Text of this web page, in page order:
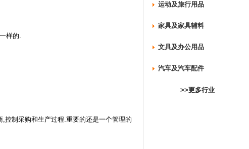
样的.
控制采购和生产过程.重要的还是一个管理的
运动及旅行用品
家具及家具辅料
文具及办公用品
汽车及汽车配件
>>更多行业